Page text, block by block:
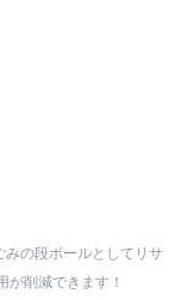
の段ボールとしてリサ
が削減できます！